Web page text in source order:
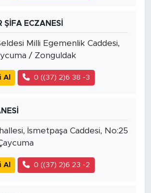
ŞİFA ECZANESİ
Milli Egemenlik Caddesi,
/ Zonguldak
Al 0 ((37) 2)6 38 -3
İsmetpaşa Caddesi, No:25
Al 0 ((37) 2)6 23 -2